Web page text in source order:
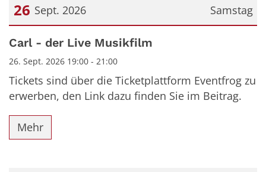
Samstag
26 Sept. 2026
Datum: 26. September 2026
Carl - der Live Musikfilm
26. Sept. 2026 19:00 - 21:00
Tickets sind über die Ticketplattform Eventfrog zu
erwerben, den Link dazu finden Sie im Beitrag.
Mehr